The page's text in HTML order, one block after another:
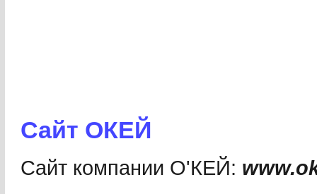
Сайт ОКЕЙ
Сайт компании О'КЕЙ: